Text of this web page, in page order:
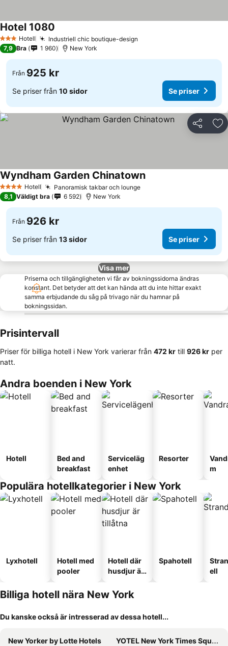
3 StjärnorHotell Industriell chic boutique-design
Hotel 1080
7,9 Bra 1 960 New York
Från 925 kr
Se priser från 10 sidor Se priser
Dela
4 StjärnorHotell Panoramisk takbar och lounge
Wyndham Garden Chinatown
8,1 Väldigt bra 6 592 New York
Från 926 kr
Se priser från 13 sidor Se priser
Visa mer
Priserna och tillgängligheten vi får av bokningssidorna ändras
konstant. Det betyder att det kan hända att du inte hittar exakt
samma erbjudande du såg på trivago när du hamnar på
bokningssidan.
Prisintervall
Priser för billiga hotell i New York varierar från ‎472 kr till ‎926 kr per
natt.
Andra boenden i New York
Hotell
Bed and
breakfast
Serviceläg
enhet
Resorter
m
Populära hotellkategorier i New York
Lyxhotell
Hotell med
pooler
Hotell där
husdjur är
Spahotell
ell
Billiga hotell nära New York
Du kanske också är intresserad av dessa hotell...
New Yorker by Lotte Hotels
YOTEL New York Times Square